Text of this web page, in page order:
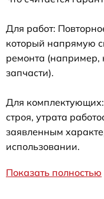
Для работ:
который напрямую
ремонта (например,
запчасти).
Для
строя, утрата
заявленным
использовании.
Показать полностью